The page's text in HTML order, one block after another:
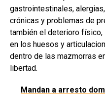
gastrointestinales,
crónicas y problemas de
también el deterioro
en los huesos y
dentro de las mazmorras
libertad.
Mandan a arresto